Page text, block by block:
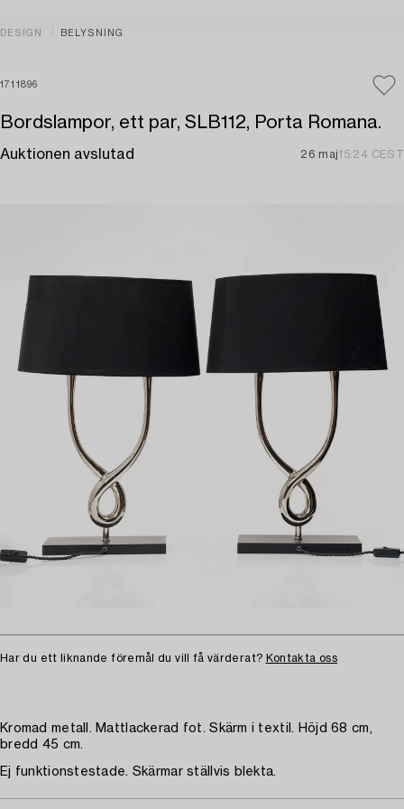
DESIGN BELYSNING
1711896
Bordslampor, ett par, SLB112, Porta Romana.
Auktionen avslutad 26 maj15:24 CEST
Har du ett liknande föremål du vill få värderat? Kontakta oss
Kromad metall. Mattlackerad fot. Skärm i textil. Höjd 68 cm,
bredd 45 cm.
Ej funktionstestade. Skärmar ställvis blekta.